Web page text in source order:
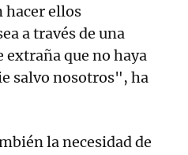
hacer ellos
a través de una
extraña que no haya
salvo nosotros", ha
la necesidad de